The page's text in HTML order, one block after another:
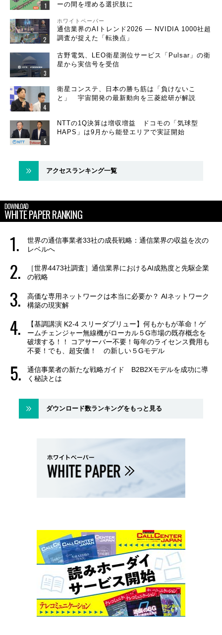
ーの間を埋める選択肢に
ホワイトペーパー
通信業界のAIトレンド2026 ― NVIDIA 1000社超
調査が捉えた「転換点」
古野電気、LEO衛星測位サービス「Pulsar」の衛
星から実信号を受信
衛星コンステ、日本の勝ち筋は「負けないこ
と」 宇宙開発の最新動向を三菱総研が解説
NTTの1Q決算は増収増益 ドコモの「気球型
HAPS」は9月から能登エリアで実証開始
アクセスランキング一覧
DOWNLOAD
WHITE PAPER RANKING
世界の通信事業者33社の成長戦略：通信業界の収益を次の
レベルへ
［世界4473社調査］通信業界におけるAI成熟度と先駆企業
の戦略
高価な専用ネットワークは本当に必要か？ AIネットワーク
構築の現実解
【基調講演 K2-4 スリーダブリュー】何もかもが革命！ゲ
ームチェンジャー無線機がローカル５G市場の既存概念を
破壊する！！ コアサーバー不要！毎年のライセンス費用も
不要！でも、超安価！ の新しい５Gモデル
通信事業者の新たな戦略ガイド B2B2Xモデルを成功に導
く秘訣とは
ダウンロード数ランキングをもっと見る